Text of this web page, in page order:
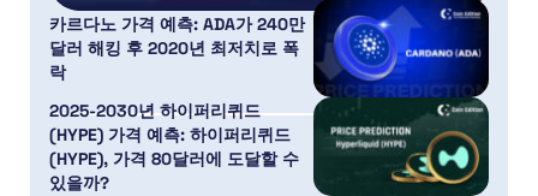
카르다노 가격 예측: ADA가 240만
달러 해킹 후 2020년 최저치로 폭
락
2025-2030년 하이퍼리퀴드
(HYPE) 가격 예측: 하이퍼리퀴드
(HYPE), 가격 80달러에 도달할 수
있을까?